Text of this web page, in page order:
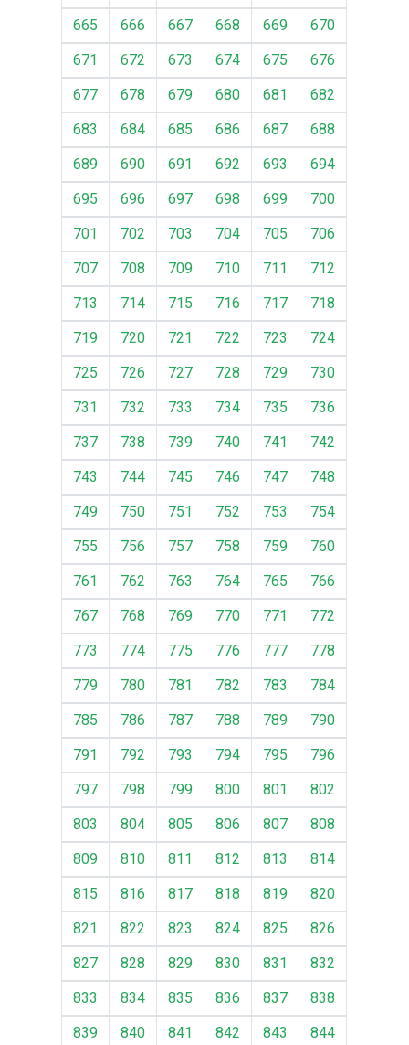
665
666 667 668 669
670
671
672 673 674 675
676
677
678 679 680 681
682
683
684 685 686 687
688
689
690 691 692 693
694
695
696 697 698 699
700
701
702 703 704 705
706
707
708 709 710 711
712
713
714 715 716 717
718
719
720 721 722 723
724
725
726 727 728 729
730
731
732 733 734 735
736
737
738 739 740 741
742
743
744 745 746 747
748
749
750 751 752 753
754
755
756 757 758 759
760
761
762 763 764 765
766
767
768 769 770 771
772
773
774 775 776 777
778
779
780 781 782 783
784
785
786 787 788 789
790
791
792 793 794 795
796
797
798 799 800 801
802
803
804 805 806 807
808
809
810 811 812 813
814
815
816 817 818 819
820
821
822 823 824 825
826
827
828 829 830 831
832
833
834 835 836 837
838
839
840 841 842 843 844